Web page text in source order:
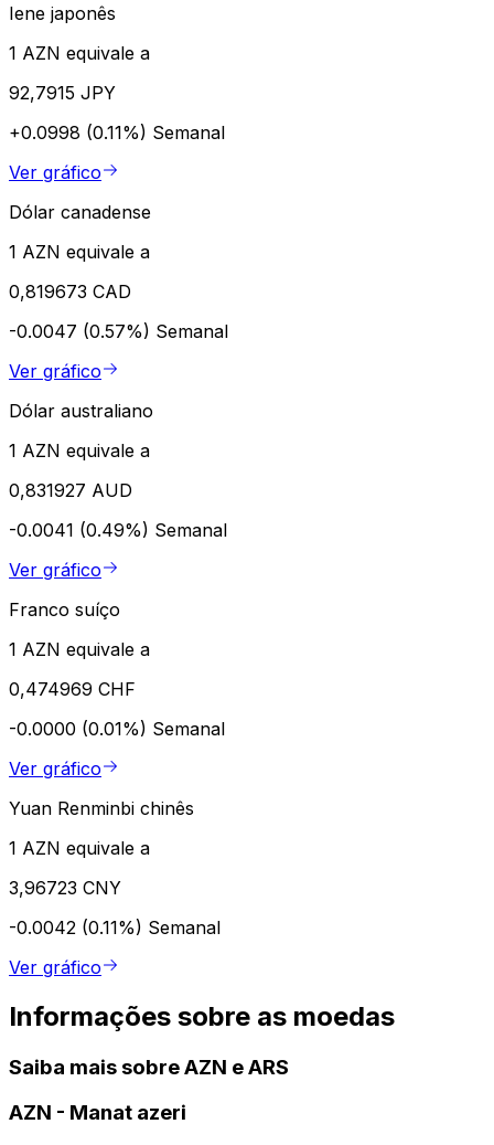
Iene japonês
1 AZN equivale a
92,7915 JPY
+0.0998 (0.11%) Semanal
Ver gráfico
Dólar canadense
1 AZN equivale a
0,819673 CAD
-0.0047 (0.57%) Semanal
Ver gráfico
Dólar australiano
1 AZN equivale a
0,831927 AUD
-0.0041 (0.49%) Semanal
Ver gráfico
Franco suíço
1 AZN equivale a
0,474969 CHF
-0.0000 (0.01%) Semanal
Ver gráfico
Yuan Renminbi chinês
1 AZN equivale a
3,96723 CNY
-0.0042 (0.11%) Semanal
Ver gráfico
Informações sobre as moedas
Saiba mais sobre AZN e ARS
AZN - Manat azeri